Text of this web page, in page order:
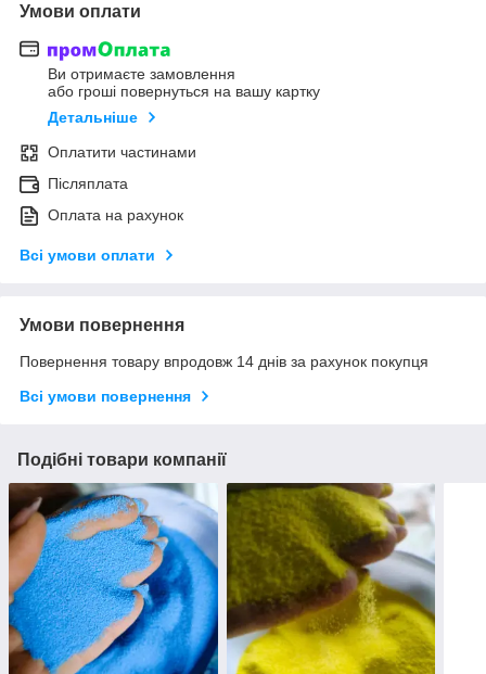
Умови оплати
Ви отримаєте замовлення
або гроші повернуться на вашу картку
Детальніше
Оплатити частинами
Післяплата
Оплата на рахунок
Всі умови оплати
Умови повернення
Повернення товару впродовж 14 днів за рахунок покупця
Всі умови повернення
Подібні товари компанії